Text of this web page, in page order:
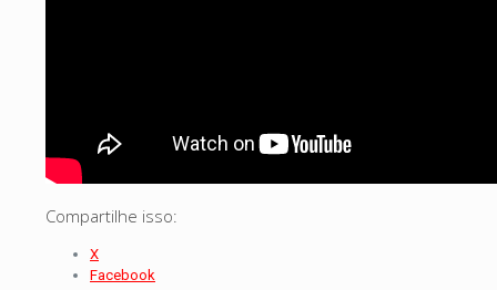
Compartilhe isso:
X
Facebook